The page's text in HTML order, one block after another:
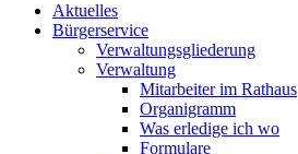
Aktuelles
Bürgerservice
Verwaltungsgliederung
Verwaltung
Mitarbeiter im Rathaus
Organigramm
Was erledige ich wo
Formulare